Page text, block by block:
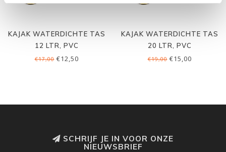
KAJAK WATERDICHTE TAS
12 LTR, PVC
€17,00€12,50
KAJAK WATERDICHTE TAS
20 LTR, PVC
€19,00€15,00
SCHRIJF JE IN VOOR ONZE
NIEUWSBRIEF